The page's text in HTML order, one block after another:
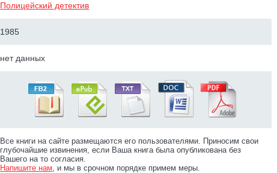
Полицейский детектив
1985
нет данных
Все книги на сайте размещаются его пользователями. Приносим свои
глубочайшие извинения, если Ваша книга была опубликована без
Вашего на то согласия.
Напишите нам, и мы в срочном порядке примем меры.